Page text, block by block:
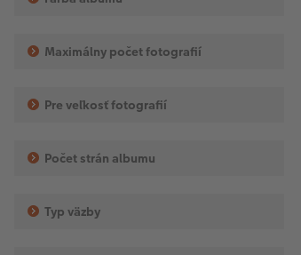
Maximálny počet fotografií
Pre veľkosť fotografií
Počet strán albumu
Typ väzby